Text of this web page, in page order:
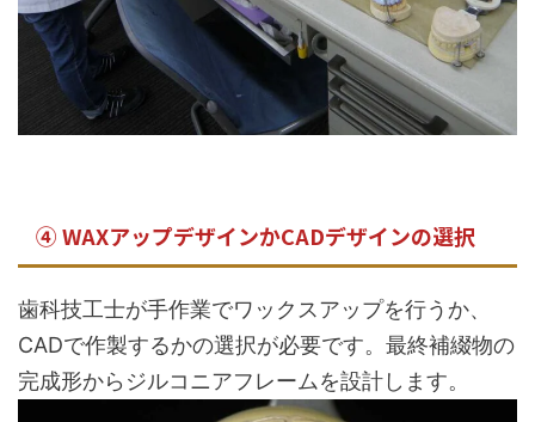
④ WAXアップデザインかCADデザインの選択
歯科技工士が手作業でワックスアップを行うか、
CADで作製するかの選択が必要です。最終補綴物の
完成形からジルコニアフレームを設計します。